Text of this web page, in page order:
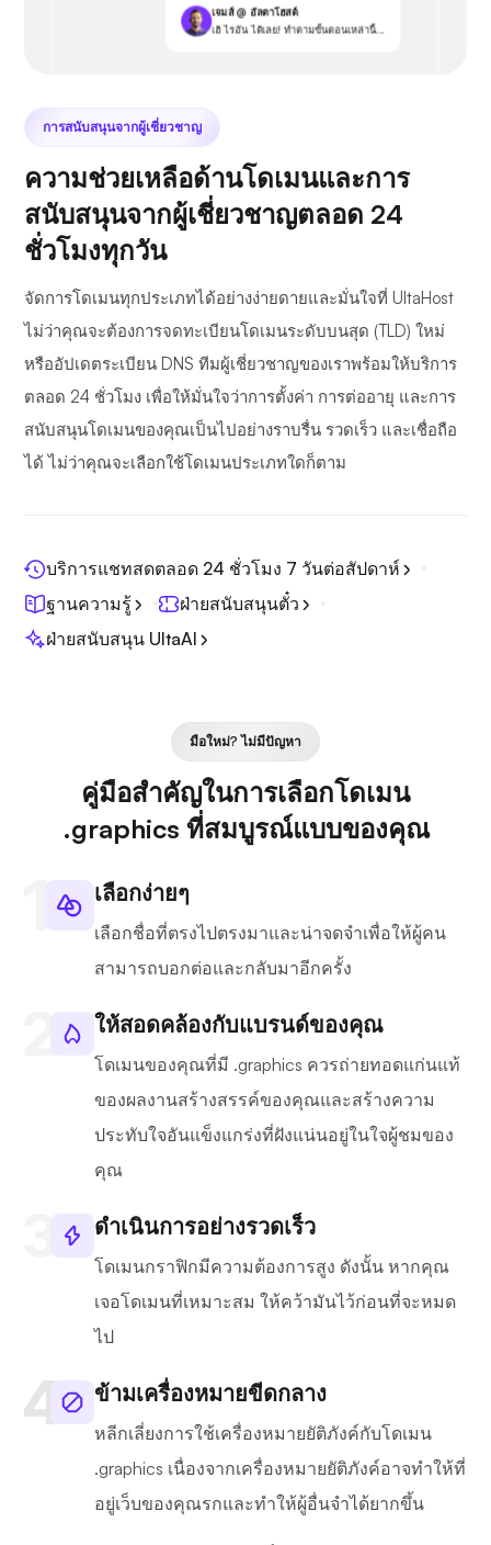
เจมส์ @ อัลตาโฮสต์
เฮ้ ไรอัน ได้เลย! ทำตามขั้นตอนเหล่านี้...
การสนับสนุนจากผู้เชี่ยวชาญ
ความช่วยเหลือด้านโดเมนและการ
สนับสนุนจากผู้เชี่ยวชาญตลอด 24
ชั่วโมงทุกวัน
จัดการโดเมนทุกประเภทได้อย่างง่ายดายและมั่นใจที่ UltaHost
ไม่ว่าคุณจะต้องการจดทะเบียนโดเมนระดับบนสุด (TLD) ใหม่
หรืออัปเดตระเบียน DNS ทีมผู้เชี่ยวชาญของเราพร้อมให้บริการ
ตลอด 24 ชั่วโมง เพื่อให้มั่นใจว่าการตั้งค่า การต่ออายุ และการ
สนับสนุนโดเมนของคุณเป็นไปอย่างราบรื่น รวดเร็ว และเชื่อถือ
ได้ ไม่ว่าคุณจะเลือกใช้โดเมนประเภทใดก็ตาม
บริการแชทสดตลอด 24 ชั่วโมง 7 วันต่อสัปดาห์
ฐานความรู้
ฝ่ายสนับสนุนตั๋ว
ฝ่ายสนับสนุน UltaAI
มือใหม่? ไม่มีปัญหา
คู่มือสำคัญในการเลือกโดเมน
.graphics ที่สมบูรณ์แบบของคุณ
เลือกง่ายๆ
เลือกชื่อที่ตรงไปตรงมาและน่าจดจำเพื่อให้ผู้คน
สามารถบอกต่อและกลับมาอีกครั้ง
ให้สอดคล้องกับแบรนด์ของคุณ
โดเมนของคุณที่มี .graphics ควรถ่ายทอดแก่นแท้
ของผลงานสร้างสรรค์ของคุณและสร้างความ
ประทับใจอันแข็งแกร่งที่ฝังแน่นอยู่ในใจผู้ชมของ
คุณ
ดำเนินการอย่างรวดเร็ว
โดเมนกราฟิกมีความต้องการสูง ดังนั้น หากคุณ
เจอโดเมนที่เหมาะสม ให้คว้ามันไว้ก่อนที่จะหมด
ไป
ข้ามเครื่องหมายขีดกลาง
หลีกเลี่ยงการใช้เครื่องหมายยัติภังค์กับโดเมน
.graphics เนื่องจากเครื่องหมายยัติภังค์อาจทำให้ที่
อยู่เว็บของคุณรกและทำให้ผู้อื่นจำได้ยากขึ้น